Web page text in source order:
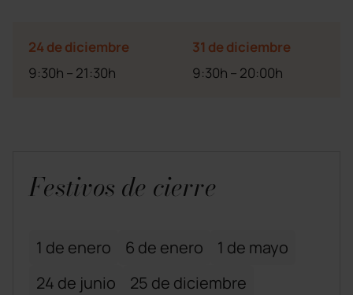
24 de diciembre
9:30h – 21:30h
31 de diciembre
9:30h – 20:00h
Festivos de cierre
1 de enero 6 de enero
1 de mayo
24 de junio
25 de diciembre